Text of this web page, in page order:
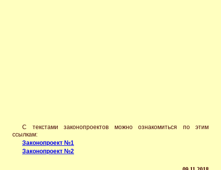
С текстами законопроектов можно ознакомиться по этим
ссылкам:
Законопроект №1
Законопроект №2